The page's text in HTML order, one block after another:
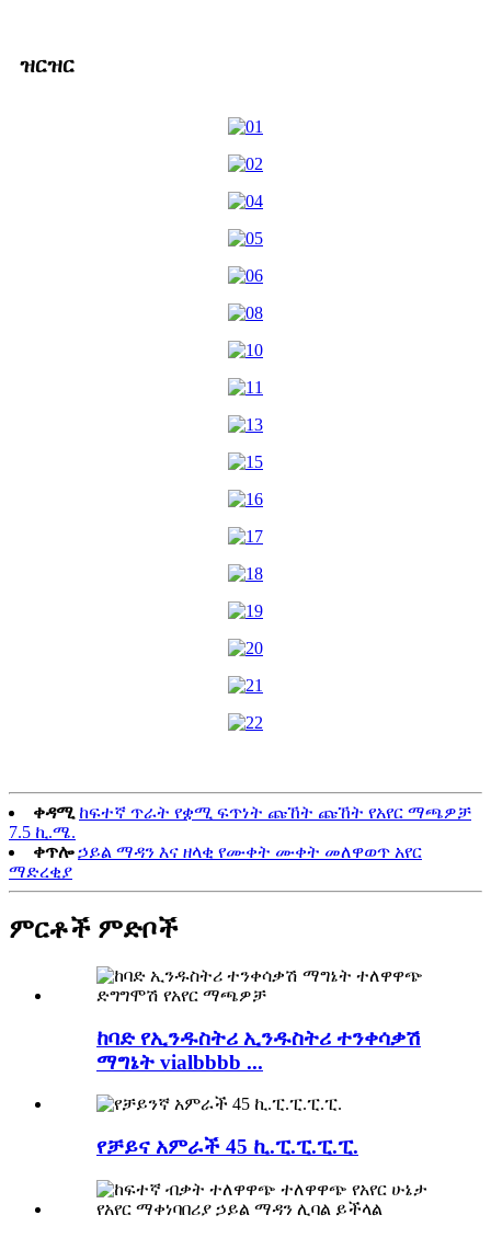
ዝርዝር
ቀዳሚ ከፍተኛ ጥራት የቋሚ ፍጥነት ጩኸት ጩኸት የአየር ማጫዎቻ
7.5 ኪ.ሜ.
ቀጥሎ ኃይል ማዳን እና ዘላቂ የሙቀት ሙቀት መለዋወጥ አየር
ማድረቂያ
ምርቶች ምድቦች
ከባድ የኢንዱስትሪ ኢንዱስትሪ ተንቀሳቃሽ
ማግኔት vialbbbb ...
የቻይና አምራች 45 ኪ.ፒ.ፒ.ፒ.ፒ.